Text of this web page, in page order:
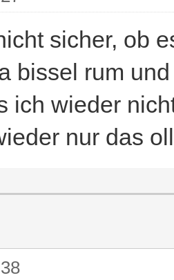
sicher, ob
bissel rum
ich wieder
nur das